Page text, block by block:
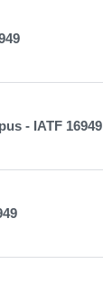
- IATF 16949